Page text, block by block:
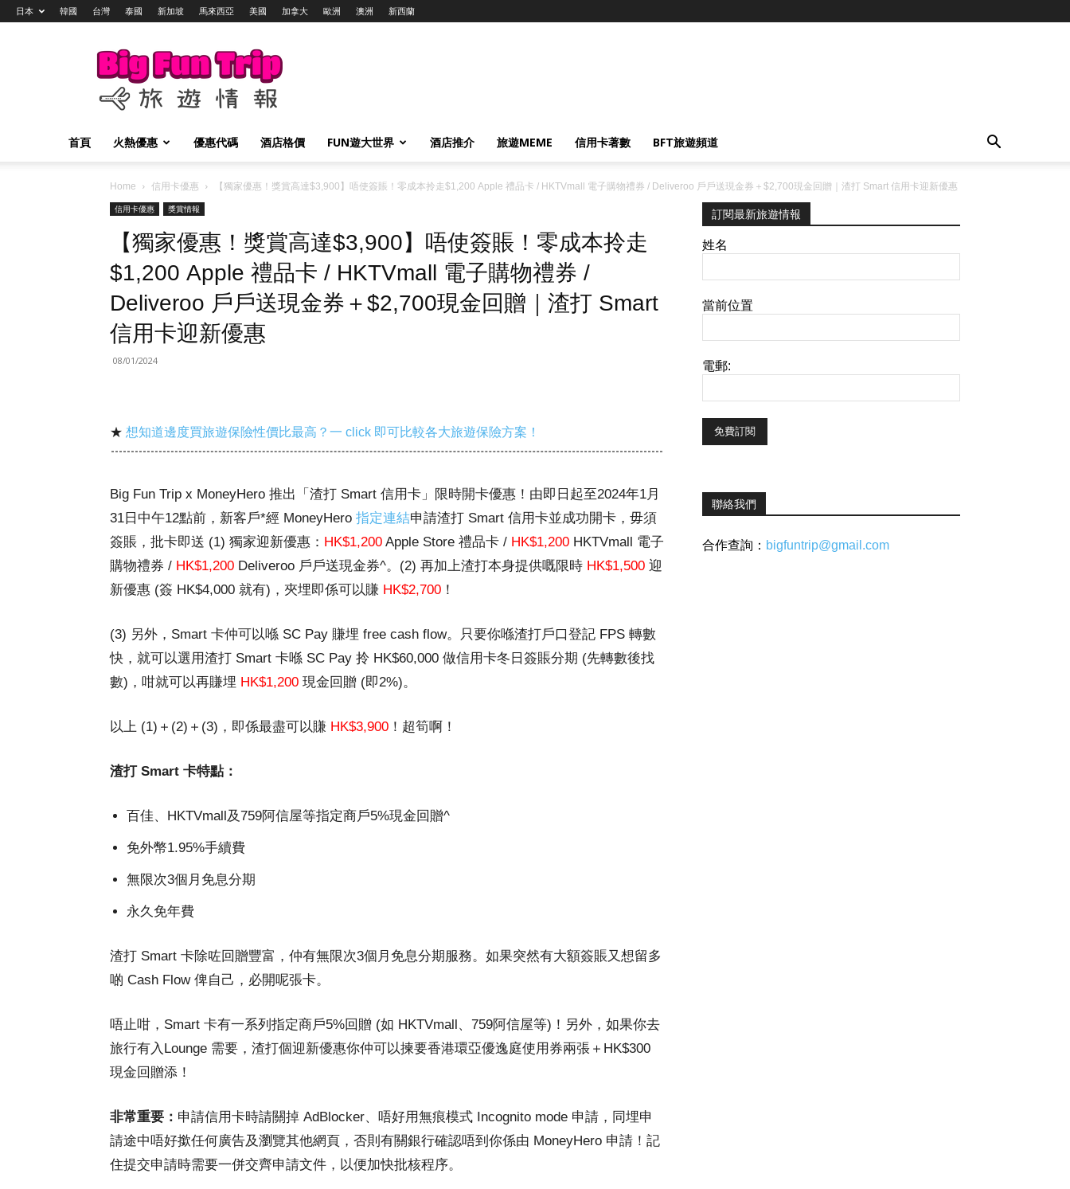
日本 韓國 台灣 泰國 新加坡 馬來西亞 美國 加拿大 歐洲 澳洲 新西蘭
Big
Trip
旅
情
報
首頁 火熱優惠 優惠代碼 酒店格價 FUN遊大世界 酒店推介 旅遊MEME 信用卡著數 BFT旅遊頻道
Home 信用卡優惠
【獨家優惠！獎賞高達$3,900】唔使簽賬！零成本拎走$1,200 Apple 禮品卡 / HKTVmall 電子購物禮券 / Deliveroo 戶戶送現金券＋$2,700現金回贈｜渣打 Smart 信用卡迎新優惠
信用卡優惠
獎賞情報
【獨家優惠！獎賞高達$3,900】唔使簽賬！零成本拎走
$1,200 Apple 禮品卡 / HKTVmall 電子購物禮券 /
Deliveroo 戶戶送現金券＋$2,700現金回贈｜渣打 Smart
信用卡迎新優惠
08/01/2024
★ 想知道邊度買旅遊保險性價比最高？一 click 即可比較各大旅遊保險方案！
Big Fun Trip x MoneyHero 推出「渣打 Smart 信用卡」限時開卡優惠！由即日起至2024年1月
31日中午12點前，新客戶*經 MoneyHero 指定連結申請渣打 Smart 信用卡並成功開卡，毋須
簽賬，批卡即送 (1) 獨家迎新優惠： HK$1,200 Apple Store 禮品卡 / HK$1,200 HKTVmall 電子
購物禮券 / HK$1,200 Deliveroo 戶戶送現金券^。(2) 再加上渣打本身提供嘅限時 HK$1,500 迎
新優惠 (簽 HK$4,000 就有) ，夾埋即係可以賺 HK$2,700 ！
(3) 另外，Smart 卡仲可以喺 SC Pay 賺埋 free cash flow。只要你喺渣打戶口登記 FPS 轉數
快，就可以選用渣打 Smart 卡喺 SC Pay 拎 HK$60,000 做信用卡冬日簽賬分期 (先轉數後找
數)，咁就可以再賺埋 HK$1,200 現金回贈 (即2%)。
以上 (1)＋(2)＋(3)，即係最盡可以賺 HK$3,900 ！超筍啊！
渣打 Smart 卡特點：
百佳、HKTVmall及759阿信屋等指定商戶5%現金回贈^
免外幣1.95%手續費
無限次3個月免息分期
永久免年費
渣打 Smart 卡除咗回贈豐富，仲有無限次3個月免息分期服務。如果突然有大額簽賬又想留多
啲 Cash Flow 俾自己，必開呢張卡。
唔止咁，Smart 卡有一系列指定商戶5%回贈 (如 HKTVmall、759阿信屋等)！另外，如果你去
旅行有入Lounge 需要，渣打個迎新優惠你仲可以揀要香港環亞優逸庭使用券兩張＋HK$300
現金回贈添！
非常重要： 申請信用卡時請關掉 AdBlocker、唔好用無痕模式 Incognito mode 申請，同埋申
請途中唔好撳任何廣告及瀏覽其他網頁，否則有關銀行確認唔到你係由 MoneyHero 申請！記
住提交申請時需要一併交齊申請文件，以便加快批核程序。
訂閱最新旅遊情報
姓名
當前位置
電郵:
聯絡我們
合作查詢： bigfuntrip@gmail.com